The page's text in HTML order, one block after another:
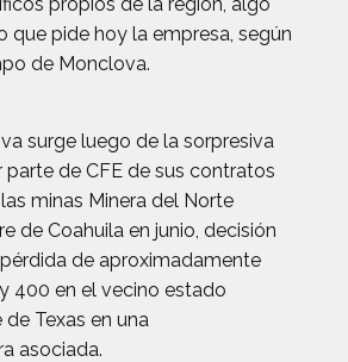
que pide hoy la empresa, según
de Monclova.
surge luego de la sorpresiva
de CFE de sus contratos
minas Minera del Norte
de Coahuila en junio, decisión
de aproximadamente
400 en el vecino estado
Texas en una
asociada.